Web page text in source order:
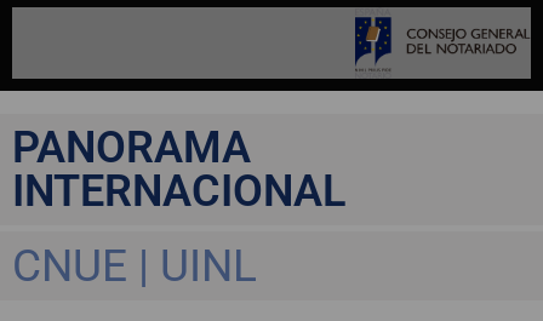
PANORAMA
INTERNACIONAL
CNUE | UINL